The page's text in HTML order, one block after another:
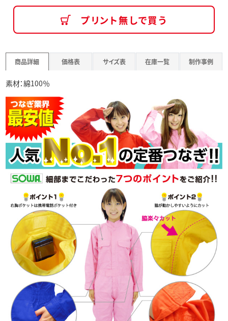
プリント無しで買う
商品詳細 価格表 サイズ表 在庫一覧 制作事例
素材：綿100％